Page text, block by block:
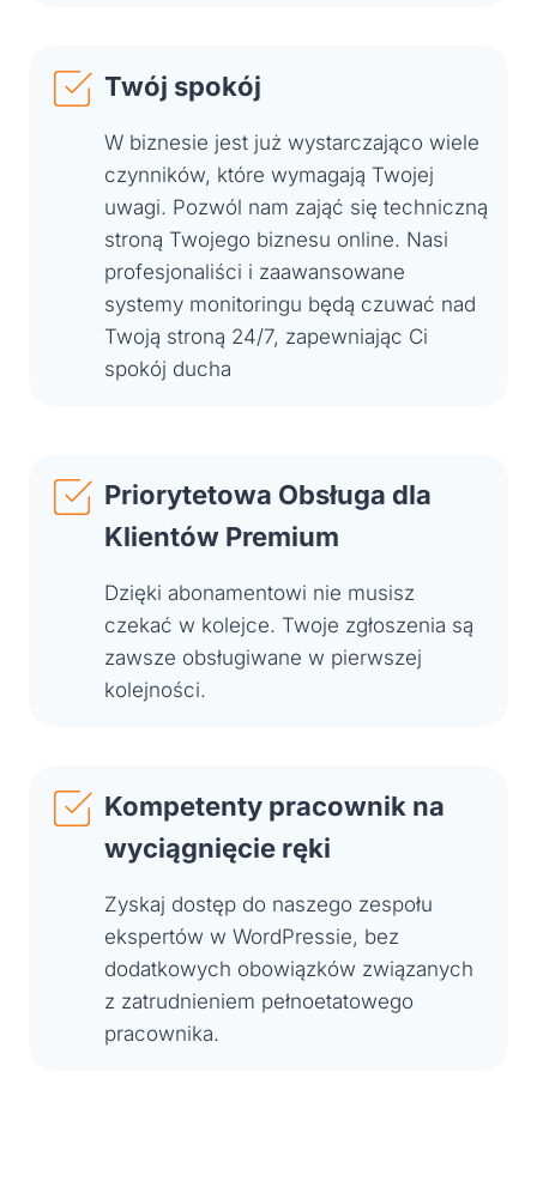
Twój spokój
W biznesie jest już wystarczająco wiele
czynników, które wymagają Twojej
uwagi. Pozwól nam zająć się techniczną
stroną Twojego biznesu online. Nasi
profesjonaliści i zaawansowane
systemy monitoringu będą czuwać nad
Twoją stroną 24/7, zapewniając Ci
spokój ducha
Priorytetowa Obsługa dla
Klientów Premium
Dzięki abonamentowi nie musisz
czekać w kolejce. Twoje zgłoszenia są
zawsze obsługiwane w pierwszej
kolejności.
Kompetenty pracownik na
wyciągnięcie ręki
Zyskaj dostęp do naszego zespołu
ekspertów w WordPressie, bez
dodatkowych obowiązków związanych
z zatrudnieniem pełnoetatowego
pracownika.